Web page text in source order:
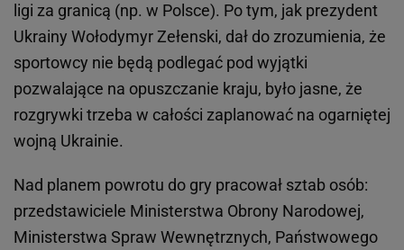
ligi za granicą (np. w Polsce). Po tym, jak prezydent
Ukrainy Wołodymyr Zełenski, dał do zrozumienia, że
sportowcy nie będą podlegać pod wyjątki
pozwalające na opuszczanie kraju, było jasne, że
rozgrywki trzeba w całości zaplanować na ogarniętej
wojną Ukrainie.
Nad planem powrotu do gry pracował sztab osób:
przedstawiciele Ministerstwa Obrony Narodowej,
Ministerstwa Spraw Wewnętrznych, Państwowego